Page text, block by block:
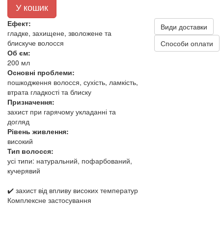
У кошик
Ефект:
гладке, захищене, зволожене та
блискуче волосся
Об єм:
200 мл
Основні проблеми:
пошкодження волосся, сухість, ламкість,
втрата гладкості та блиску
Призначення:
захист при гарячому укладанні та
догляд
Рівень живлення:
високий
Тип волосся:
усі типи: натуральний, пофарбований,
кучерявий
Види доставки
Способи оплати
✔️ захист від впливу високих температур
Комплексне застосування